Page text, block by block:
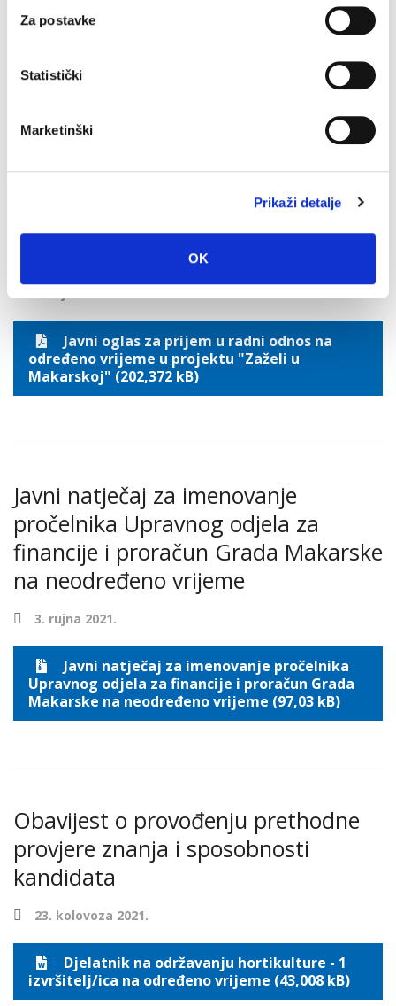
Za postavke
Statistički
Marketinški
Prikaži detalje
OK
(377,335 kB)
Javni oglas za prijem u radni odnos
na određeno vrijeme u projektu
"Zaželi u Makarskoj"
6. rujna 2021.
Javni oglas za prijem u radni odnos na
određeno vrijeme u projektu "Zaželi u
Makarskoj" (202,372 kB)
Javni natječaj za imenovanje
pročelnika Upravnog odjela za
financije i proračun Grada Makarske
na neodređeno vrijeme
3. rujna 2021.
Javni natječaj za imenovanje pročelnika
Upravnog odjela za financije i proračun Grada
Makarske na neodređeno vrijeme (97,03 kB)
Obavijest o provođenju prethodne
provjere znanja i sposobnosti
kandidata
23. kolovoza 2021.
Djelatnik na održavanju hortikulture - 1
izvršitelj/ica na određeno vrijeme (43,008 kB)